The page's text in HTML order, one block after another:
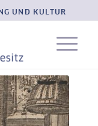
UND KULTUR